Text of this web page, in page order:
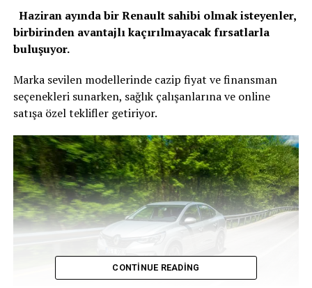
Haziran ayında bir Renault sahibi olmak isteyenler,
birbirinden avantajlı kaçırılmayacak fırsatlarla
buluşuyor.
Marka sevilen modellerinde cazip fiyat ve finansman
seçenekleri sunarken, sağlık çalışanlarına ve online
satışa özel teklifler getiriyor.
CONTINUE READING